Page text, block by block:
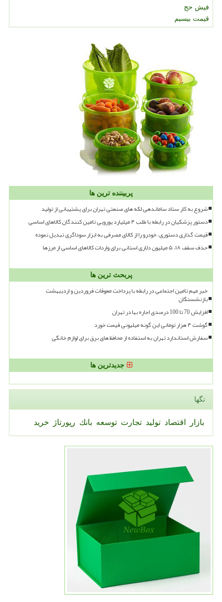
فیش حج
قیمت بیسیم
پربیننده ترین ها
شروع به کار ستاد ساماندهی لکه های صنعتی تهران برای پشتیبانی از تولید
دستور پزشکیان در رابطه با طلب ۴ میلیارد یورویی تامین کنندگان کالاهای اساسی
قیمت گذاری دستوری، خودرو را از کالای مصرفی به ابزار سوداگری تبدیل نموده
حذف سقف ۱۸، ۵ میلیون دلاری استانی برای واردات کالاهای اساسی از مرزها
پربحث ترین ها
خبر مهم تامین اجتماعی در رابطه با پرداخت معوقات فروردین و اردیبهشت
بازنشستگان
افزایش 70 تا 100 درصدی اجاره بها در تهران
گوشت ۴ هزار تومانی این گونه میلیونی قیمت خورد
سفارش استاندارد تهران به استفاده از محافظ های برق برای لوازم خانگی
جدیدترین ها
تگها
بازار اقتصاد تولید تجارت توسعه بانك رپورتاژ خرید